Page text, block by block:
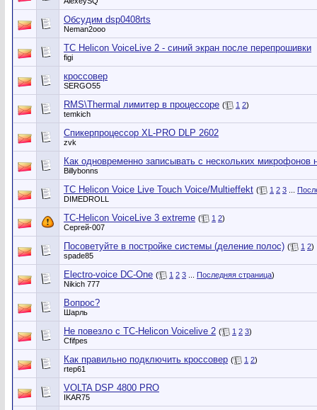
Обсудим dsp0408rts
Neman2ooo
TC Helicon VoiceLive 2 - синий экран после перепрошивки
figi
кроссовер
SERGO55
RMS\Thermal лимитер в процессоре ( 1 2)
temkich
Спикерпроцессор XL-PRO DLP 2602
zvk
Как одновременно записывать с нескольких микрофонов
Billybonns
TC Helicon Voice Live Touch Voice/Multieffekt ( 1 2 3
DIMEDROLL
TC-Helicon VoiceLive 3 extreme ( 1 2)
Сергей-007
Посоветуйте в постройке системы (деление полос) ( 1 2)
spade85
Electro-voice DC-One ( 1 2 3 Последняя страница)
Nikich 777
Вопрос?
Шарль
Не повезло с TC-Helicon Voicelive 2 ( 1 2 3)
Cfifpes
Как правильно подключить кроссовер ( 1 2)
rtep61
VOLTA DSP 4800 PRO
IKAR75